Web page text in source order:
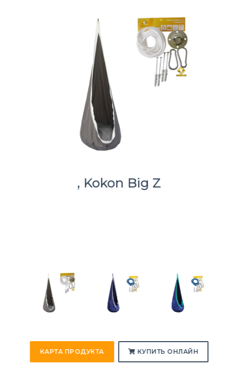
, Kokon Big Z
КАРТА ПРОДУКТА КУПИТЬ ОНЛАЙН